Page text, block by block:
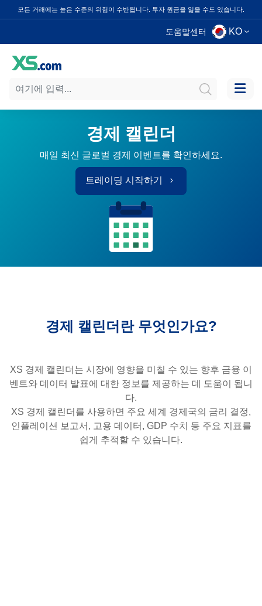
모든 거래에는 높은 수준의 위험이 수반됩니다. 투자 원금을 잃을 수도 있습니다.
도움말센터 KO
경제 캘린더
매일 최신 글로벌 경제 이벤트를 확인하세요.
트레이딩 시작하기
경제 캘린더란 무엇인가요?
XS 경제 캘린더는 시장에 영향을 미칠 수 있는 향후 금융 이
벤트와 데이터 발표에 대한 정보를 제공하는 데 도움이 됩니
다.
XS 경제 캘린더를 사용하면 주요 세계 경제국의 금리 결정,
인플레이션 보고서, 고용 데이터, GDP 수치 등 주요 지표를
쉽게 추적할 수 있습니다.